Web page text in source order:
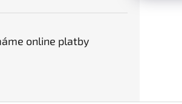
online platby